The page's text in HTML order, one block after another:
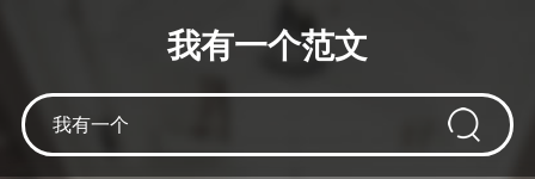
我有一个范文